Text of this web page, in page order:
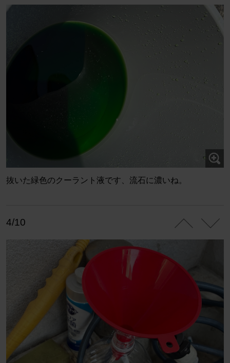
抜いた緑色のクーラント液です、流石に濃いね。
4/10